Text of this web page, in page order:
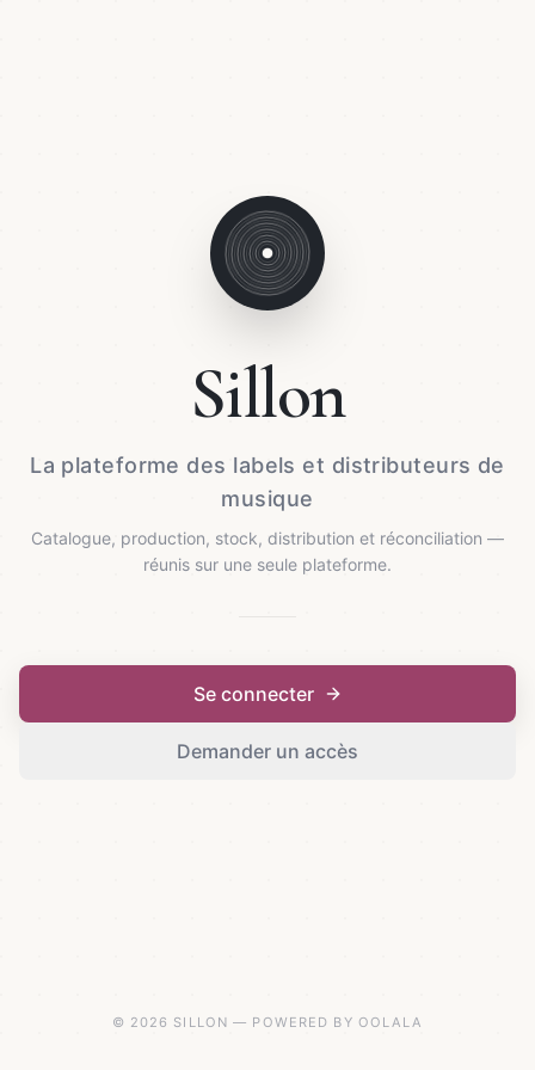
Sillon
La plateforme des labels et distributeurs de
musique
Catalogue, production, stock, distribution et réconciliation —
réunis sur une seule plateforme.
Se connecter
Demander un accès
© 2026 SILLON — POWERED BY OOLALA